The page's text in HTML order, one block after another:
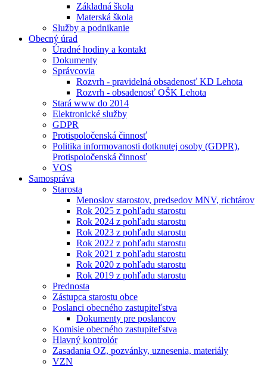
Základná škola
Materská škola
Služby a podnikanie
Obecný úrad
Úradné hodiny a kontakt
Dokumenty
Správcovia
Rozvrh - pravidelná obsadenosť KD Lehota
Rozvrh - obsadenosť OŠK Lehota
Stará www do 2014
Elektronické služby
GDPR
Protispoločenská činnosť
Politika informovanosti dotknutej osoby (GDPR),
Protispoločenská činnosť
VOS
Samospráva
Starosta
Menoslov starostov, predsedov MNV, richtárov
Rok 2025 z pohľadu starostu
Rok 2024 z pohľadu starostu
Rok 2023 z pohľadu starostu
Rok 2022 z pohľadu starostu
Rok 2021 z pohľadu starostu
Rok 2020 z pohľadu starostu
Rok 2019 z pohľadu starostu
Prednosta
Zástupca starostu obce
Poslanci obecného zastupiteľstva
Dokumenty pre poslancov
Komisie obecného zastupiteľstva
Hlavný kontrolór
Zasadania OZ, pozvánky, uznesenia, materiály
VZN